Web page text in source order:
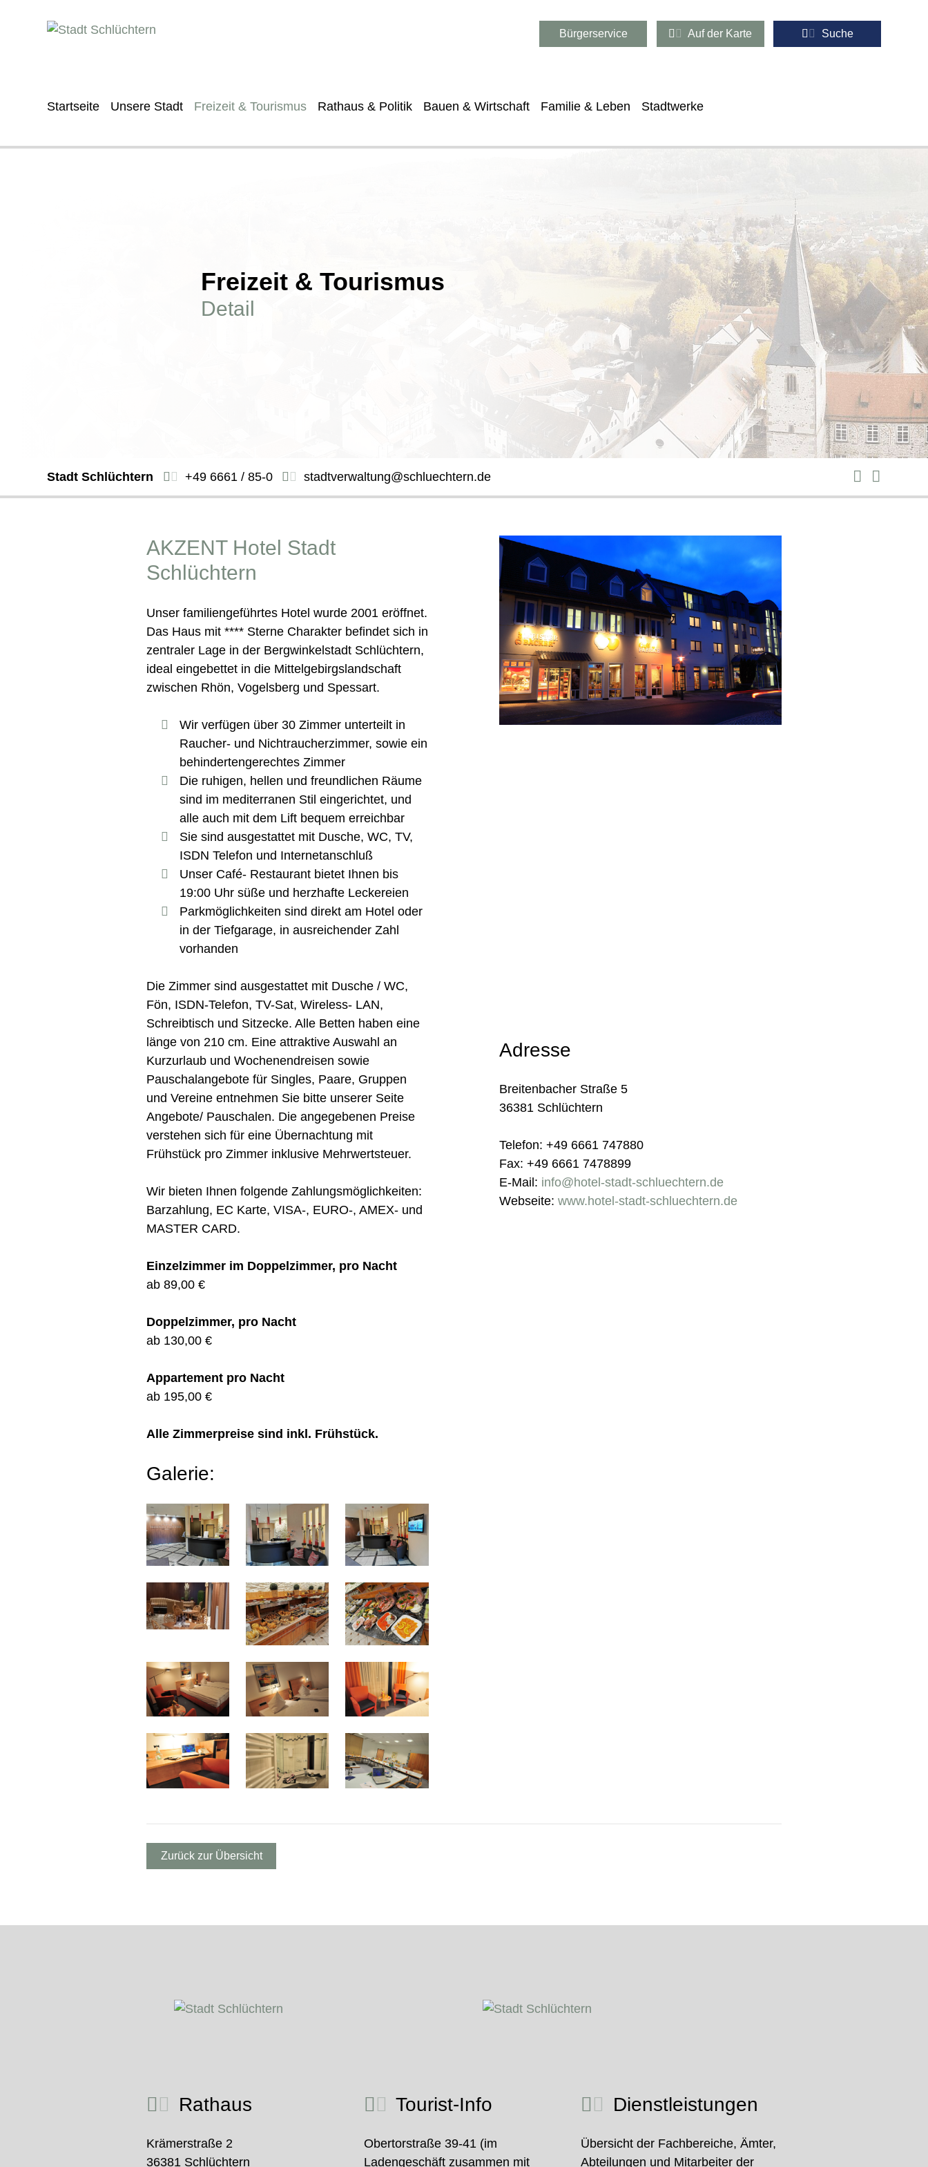
Bürgerservice Auf der Karte Suche
Startseite Unsere Stadt Freizeit & Tourismus Rathaus & Politik Bauen & Wirtschaft Familie & Leben Stadtwerke
Freizeit & Tourismus
Detail
Stadt Schlüchtern +49 6661 / 85-0 stadtverwaltung@schluechtern.de
AKZENT Hotel Stadt
Schlüchtern
Unser familiengeführtes Hotel wurde 2001 eröffnet.
Das Haus mit **** Sterne Charakter befindet sich in
zentraler Lage in der Bergwinkelstadt Schlüchtern,
ideal eingebettet in die Mittelgebirgslandschaft
zwischen Rhön, Vogelsberg und Spessart.
Wir verfügen über 30 Zimmer unterteilt in
Raucher- und Nichtraucherzimmer, sowie ein
behindertengerechtes Zimmer
Die ruhigen, hellen und freundlichen Räume
sind im mediterranen Stil eingerichtet, und
alle auch mit dem Lift bequem erreichbar
Sie sind ausgestattet mit Dusche, WC, TV,
ISDN Telefon und Internetanschluß
Unser Café- Restaurant bietet Ihnen bis
19:00 Uhr süße und herzhafte Leckereien
Parkmöglichkeiten sind direkt am Hotel oder
in der Tiefgarage, in ausreichender Zahl
vorhanden
Die Zimmer sind ausgestattet mit Dusche / WC,
Fön, ISDN-Telefon, TV-Sat, Wireless- LAN,
Schreibtisch und Sitzecke. Alle Betten haben eine
länge von 210 cm. Eine attraktive Auswahl an
Kurzurlaub und Wochenendreisen sowie
Pauschalangebote für Singles, Paare, Gruppen
und Vereine entnehmen Sie bitte unserer Seite
Angebote/ Pauschalen. Die angegebenen Preise
verstehen sich für eine Übernachtung mit
Frühstück pro Zimmer inklusive Mehrwertsteuer.
Wir bieten Ihnen folgende Zahlungsmöglichkeiten:
Barzahlung, EC Karte, VISA-, EURO-, AMEX- und
MASTER CARD.
Einzelzimmer im Doppelzimmer, pro Nacht
ab 89,00 €
Doppelzimmer, pro Nacht
ab 130,00 €
Appartement pro Nacht
ab 195,00 €
Alle Zimmerpreise sind inkl. Frühstück.
Galerie:
Adresse
Breitenbacher Straße 5
36381 Schlüchtern
Telefon: +49 6661 747880
Fax: +49 6661 7478899
E-Mail: info@hotel-stadt-schluechtern.de
Webseite:www.hotel-stadt-schluechtern.de
Zurück zur Übersicht
Rathaus
Krämerstraße 2
36381 Schlüchtern
Tourist-Info
Obertorstraße 39-41 (im
Ladengeschäft zusammen mit
Dienstleistungen
Übersicht der Fachbereiche, Ämter,
Abteilungen und Mitarbeiter der